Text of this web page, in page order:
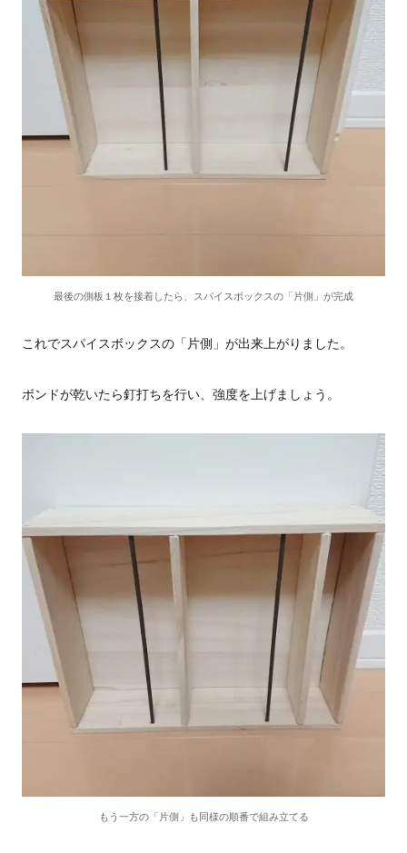
最後の側板１枚を接着したら、スパイスボックスの「片側」が完成
これでスパイスボックスの「片側」が出来上がりました。
ボンドが乾いたら釘打ちを行い、強度を上げましょう。
もう一方の「片側」も同様の順番で組み立てる